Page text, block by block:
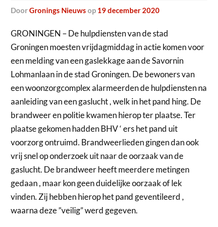
doorGronings Nieuws op 19 december 2020
GRONINGEN – De hulpdiensten van de stad
Groningen moesten vrijdagmiddag in actie komen voor
een melding van een gaslekkage aan de Savornin
Lohmanlaan in de stad Groningen. De bewoners van
een woonzorgcomplex alarmeerden de hulpdiensten na
aanleiding van een gaslucht , welk in het pand hing. De
brandweer en politie kwamen hierop ter plaatse. Ter
plaatse gekomen hadden BHV ‘ ers het pand uit
voorzorg ontruimd. Brandweerlieden gingen dan ook
vrij snel op onderzoek uit naar de oorzaak van de
gaslucht. De brandweer heeft meerdere metingen
gedaan , maar kon geen duidelijke oorzaak of lek
vinden. Zij hebben hierop het pand geventileerd ,
waarna deze ”veilig” werd gegeven.